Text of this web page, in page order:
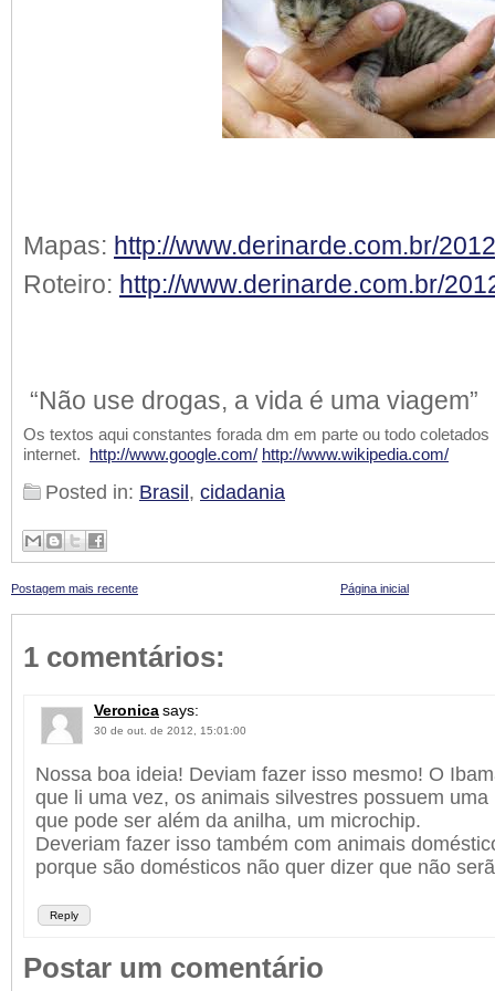
Mapas: http://www.derinarde.com.br/
Roteiro: http://www.derinarde.com.br/
“Não use drogas, a vida é uma viagem”
Os textos aqui constantes forada dm em parte ou todo coletados
internet. http://www.google.com/ http://www.wikipedia.com/
Posted in: Brasil , cidadania
Postagem mais recente Página inicial
1 comentários:
Veronicasays:
30 de out. de 2012, 15:01:00
Reply
Nossa boa ideia! Deviam fazer isso mesmo! O
que li uma vez, os animais silvestres possuem
que pode ser além da anilha, um microchip.
Deveriam fazer isso também com animais
porque são domésticos não quer dizer que não
Postar um comentário